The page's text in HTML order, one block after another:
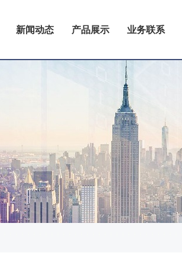
新闻动态 产品展示 业务联系